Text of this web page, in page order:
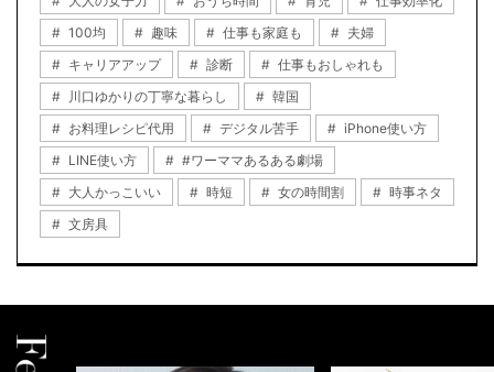
100均
趣味 仕事も家庭も
夫婦
キャリアアップ
診断
仕事もおしゃれも
川口ゆかりの丁寧な暮らし
韓国
お料理レシピ代用
デジタル苦手
iPhone使い方
LINE使い方
#ワーママあるある劇場
大人かっこいい
時短 女の時間割
時事ネタ
文房具